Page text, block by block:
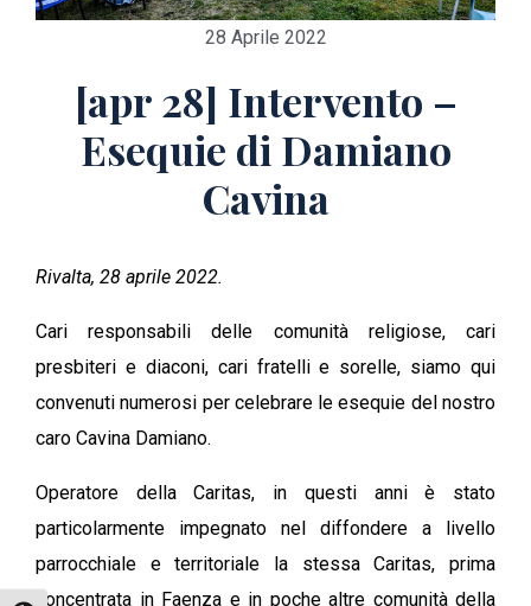
28 Aprile 2022
[apr 28] Intervento –
Esequie di Damiano
Cavina
Rivalta, 28 aprile 2022.
Cari responsabili delle comunità religiose, cari
presbiteri e diaconi, cari fratelli e sorelle, siamo qui
convenuti numerosi per celebrare le esequie del nostro
caro Cavina Damiano.
Operatore della Caritas, in questi anni è stato
particolarmente impegnato nel diffondere a livello
parrocchiale e territoriale la stessa Caritas, prima
concentrata in Faenza e in poche altre comunità della